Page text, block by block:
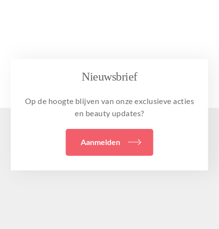
Nieuwsbrief
Op de hoogte blijven van onze exclusieve acties
en beauty updates?
Aanmelden